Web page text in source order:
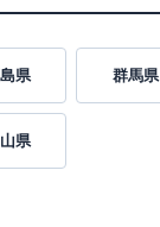
県 群馬県
県